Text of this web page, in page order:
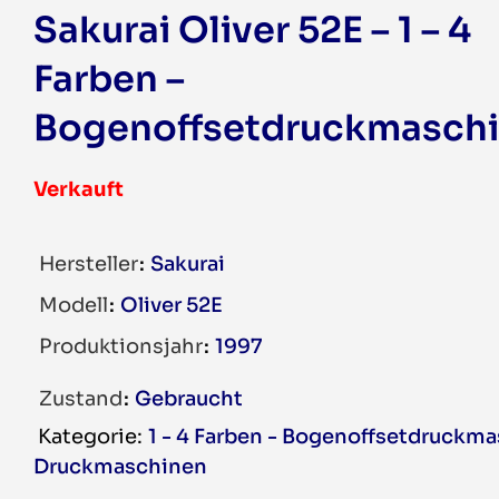
Sakurai Oliver 52E – 1 – 4
Farben –
Verkauft
Hersteller Sakurai
Modell Oliver 52E
Produktionsjahr 1997
Zustand Gebraucht
1 - 4 Farben -
Druckmaschinen